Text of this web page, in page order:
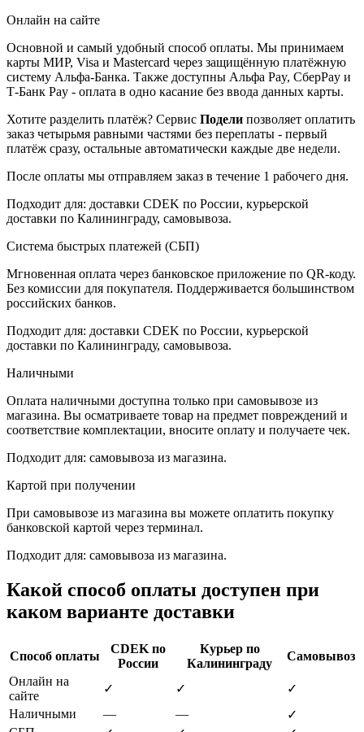
Онлайн на сайте
Основной и самый удобный способ оплаты. Мы принимаем
карты МИР, Visa и Mastercard через защищённую платёжную
систему Альфа-Банка. Также доступны Альфа Pay, СберPay и
Т-Банк Pay - оплата в одно касание без ввода данных карты.
Хотите разделить платёж? Сервис Подели позволяет оплатить
заказ четырьмя равными частями без переплаты - первый
платёж сразу, остальные автоматически каждые две недели.
После оплаты мы отправляем заказ в течение 1 рабочего дня.
Подходит для: доставки CDEK по России, курьерской
доставки по Калининграду, самовывоза.
Система быстрых платежей (СБП)
Мгновенная оплата через банковское приложение по QR-коду.
Без комиссии для покупателя. Поддерживается большинством
российских банков.
Подходит для: доставки CDEK по России, курьерской
доставки по Калининграду, самовывоза.
Наличными
Оплата наличными доступна только при самовывозе из
магазина. Вы осматриваете товар на предмет повреждений и
соответствие комплектации, вносите оплату и получаете чек.
Подходит для: самовывоза из магазина.
Картой при получении
При самовывозе из магазина вы можете оплатить покупку
банковской картой через терминал.
Подходит для: самовывоза из магазина.
Какой способ оплаты доступен при
каком варианте доставки
Способ оплаты
CDEK по
России
Курьер по
Калининграду
Самовывоз
Онлайн на
сайте
✓ ✓
✓
Наличными
— —
✓